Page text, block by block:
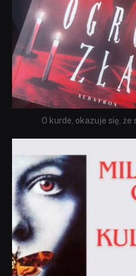
O kurde, okazuje się, że